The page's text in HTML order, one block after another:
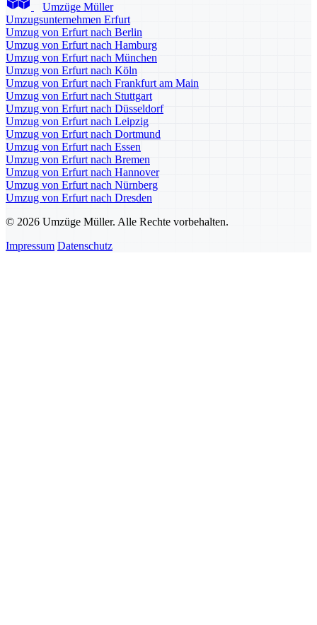
Umzüge Müller
Umzugsunternehmen Erfurt
Umzug von Erfurt nach Berlin
Umzug von Erfurt nach Hamburg
Umzug von Erfurt nach München
Umzug von Erfurt nach Köln
Umzug von Erfurt nach Frankfurt am Main
Umzug von Erfurt nach Stuttgart
Umzug von Erfurt nach Düsseldorf
Umzug von Erfurt nach Leipzig
Umzug von Erfurt nach Dortmund
Umzug von Erfurt nach Essen
Umzug von Erfurt nach Bremen
Umzug von Erfurt nach Hannover
Umzug von Erfurt nach Nürnberg
Umzug von Erfurt nach Dresden
© 2026 Umzüge Müller. Alle Rechte vorbehalten.
Impressum Datenschutz